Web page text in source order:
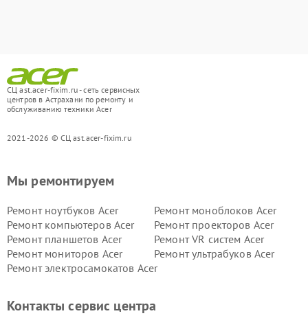
СЦ ast.acer-fixim.ru - сеть сервисных
центров в Астрахани по ремонту и
обслуживанию техники Acer
2021-2026 © СЦ ast.acer-fixim.ru
Мы ремонтируем
Ремонт ноутбуков Acer
Ремонт моноблоков Acer
Ремонт компьютеров Acer
Ремонт проекторов Acer
Ремонт планшетов Acer
Ремонт VR систем Acer
Ремонт мониторов Acer
Ремонт ультрабуков Acer
Ремонт электросамокатов Acer
Контакты сервис центра